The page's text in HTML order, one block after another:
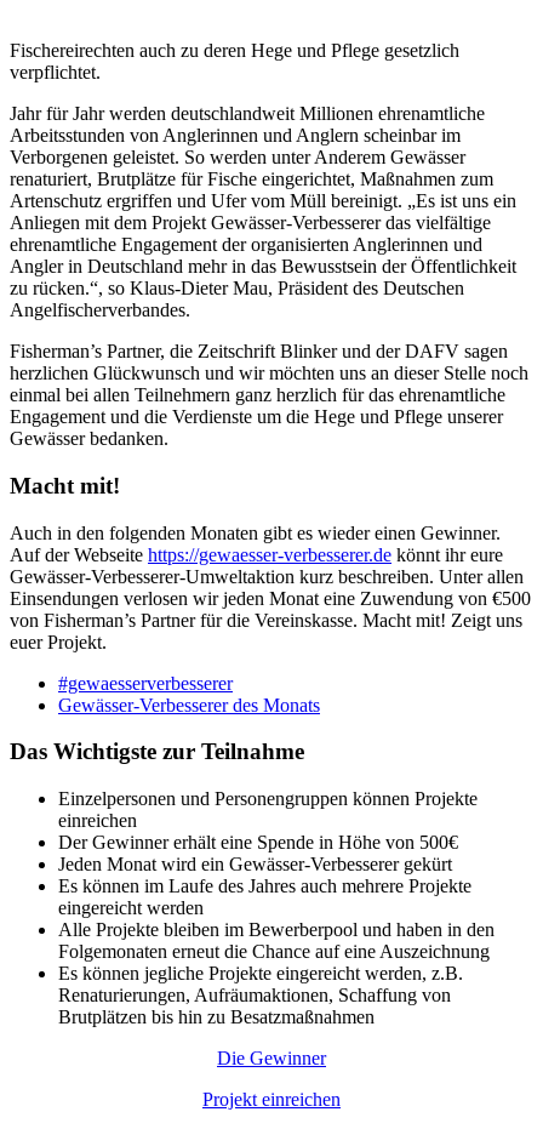
Fischereirechten auch zu deren Hege und Pflege gesetzlich
verpflichtet.
Jahr für Jahr werden deutschlandweit Millionen ehrenamtliche
Arbeitsstunden von Anglerinnen und Anglern scheinbar im
Verborgenen geleistet. So werden unter Anderem Gewässer
renaturiert, Brutplätze für Fische eingerichtet, Maßnahmen zum
Artenschutz ergriffen und Ufer vom Müll bereinigt. „Es ist uns ein
Anliegen mit dem Projekt Gewässer-Verbesserer das vielfältige
ehrenamtliche Engagement der organisierten Anglerinnen und
Angler in Deutschland mehr in das Bewusstsein der Öffentlichkeit
zu rücken.“, so Klaus-Dieter Mau, Präsident des Deutschen
Angelfischerverbandes.
Fisherman’s Partner, die Zeitschrift Blinker und der DAFV sagen
herzlichen Glückwunsch und wir möchten uns an dieser Stelle noch
einmal bei allen Teilnehmern ganz herzlich für das ehrenamtliche
Engagement und die Verdienste um die Hege und Pflege unserer
Gewässer bedanken.
Macht mit!
Auch in den folgenden Monaten gibt es wieder einen Gewinner.
Auf der Webseite https://gewaesser-verbesserer.de könnt ihr eure
Gewässer-Verbesserer-Umweltaktion kurz beschreiben. Unter allen
Einsendungen verlosen wir jeden Monat eine Zuwendung von €500
von Fisherman’s Partner für die Vereinskasse. Macht mit! Zeigt uns
euer Projekt.
#gewaesserverbesserer
Gewässer-Verbesserer des Monats
Das Wichtigste zur Teilnahme
Einzelpersonen und Personengruppen können Projekte
einreichen
Der Gewinner erhält eine Spende in Höhe von 500€
Jeden Monat wird ein Gewässer-Verbesserer gekürt
Es können im Laufe des Jahres auch mehrere Projekte
eingereicht werden
Alle Projekte bleiben im Bewerberpool und haben in den
Folgemonaten erneut die Chance auf eine Auszeichnung
Es können jegliche Projekte eingereicht werden, z.B.
Renaturierungen, Aufräumaktionen, Schaffung von
Brutplätzen bis hin zu Besatzmaßnahmen
Die Gewinner
Projekt einreichen